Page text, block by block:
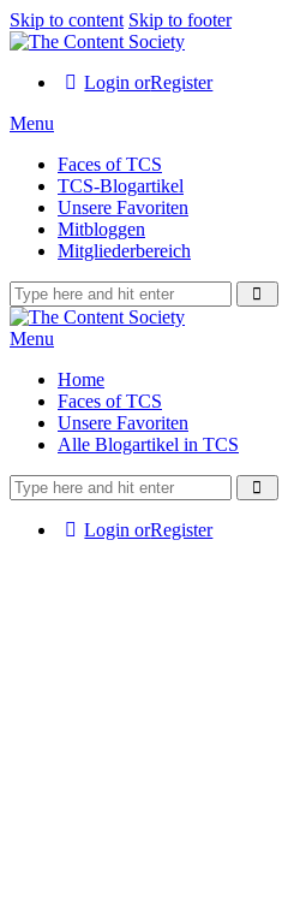
Skip to content Skip to footer
Login orRegister
Menu
Faces of TCS
TCS-Blogartikel
Unsere Favoriten
Mitbloggen
Mitgliederbereich
Menu
Home
Faces of TCS
Unsere Favoriten
Alle Blogartikel in TCS
Login orRegister